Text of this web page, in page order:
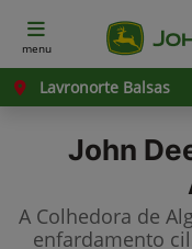
menu
Lavronorte Balsas
John
A Colhedora de
enfardamento